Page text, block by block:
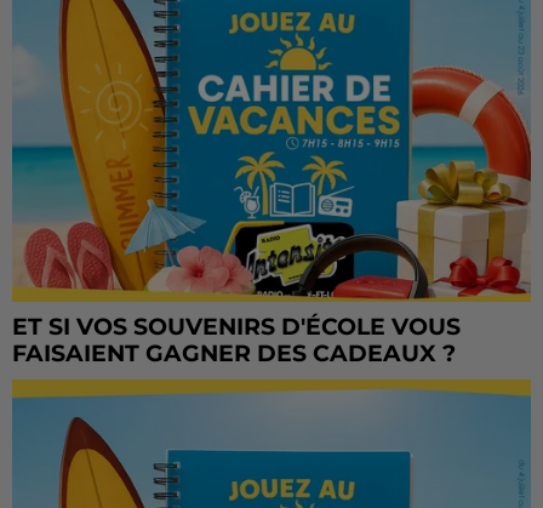
ET SI VOS SOUVENIRS D'ÉCOLE VOUS
FAISAIENT GAGNER DES CADEAUX ?